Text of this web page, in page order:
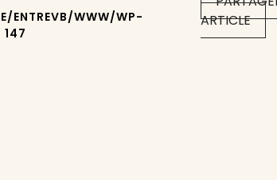
ARTICLE
ENTREVB/WWW/WP-
147